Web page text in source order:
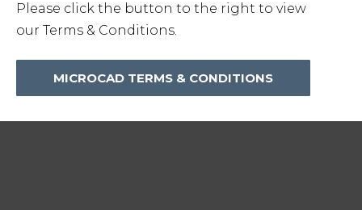
Please click the button to the right to view
our Terms & Conditions.
MICROCAD TERMS & CONDITIONS